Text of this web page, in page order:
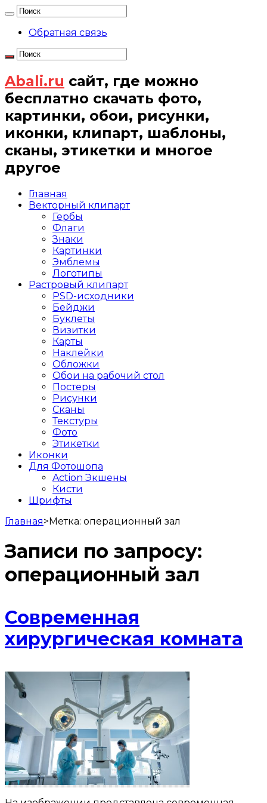
Обратная связь
Abali.ru сайт, где можно
бесплатно скачать фото,
картинки, обои, рисунки,
иконки, клипарт, шаблоны,
сканы, этикетки и многое
другое
Главная
Векторный клипарт
Гербы
Флаги
Знаки
Картинки
Эмблемы
Логотипы
Растровый клипарт
PSD-исходники
Бейджи
Буклеты
Визитки
Карты
Наклейки
Обложки
Обои на рабочий стол
Постеры
Рисунки
Сканы
Текстуры
Фото
Этикетки
Иконки
Для Фотошопа
Action Экшены
Кисти
Шрифты
Главная>Метка: операционный зал
Записи по запросу:
операционный зал
Современная
хирургическая комната